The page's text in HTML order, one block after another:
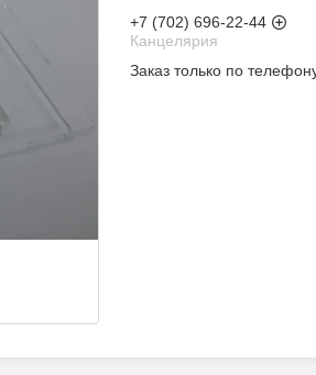
+7 (702) 696-22-44
Канцелярия
Заказ только по